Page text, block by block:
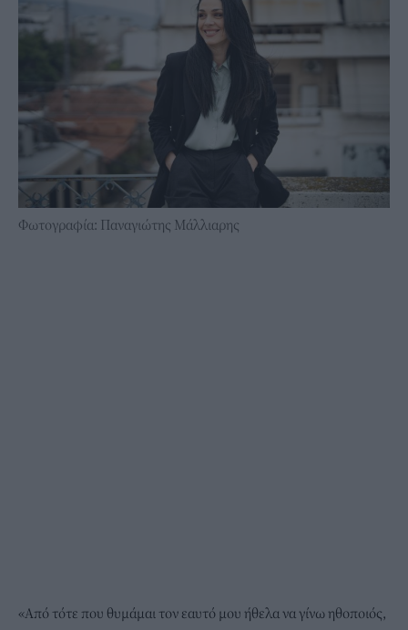
Φωτογραφία: Παναγιώτης Μάλλιαρης
«Από τότε που θυμάμαι τον εαυτό μου ήθελα να γίνω ηθοποιός,